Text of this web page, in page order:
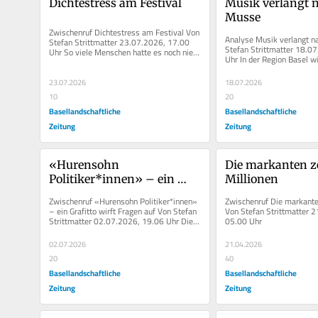
Zwischenruf Dichtestress am Festival Von
Stefan Strittmatter 23.07.2026, 17.00
Uhr So viele Menschen hatte es noch nie
23.07.2026
10
Basellandschaftliche
Zeitung
Musse
Analyse Musik verlangt
Stefan Strittmatter
Uhr In der Region Basel
18.07.2026
20
Basellandschaftliche
Zeitung
«Hurensohn
Politiker*innen» – ein
Zwischenruf «Hurensohn Politiker*innen»
– ein Grafitto wirft Fragen auf Von Stefan
Strittmatter 02.07.2026, 19.06 Uhr Die...
02.07.2026
20
Basellandschaftliche
Zeitung
Die markanten
Millionen
Zwischenruf Die
Von Stefan Strittmatter
05.00 Uhr
21.04.2026
40
Basellandschaftliche
Zeitung